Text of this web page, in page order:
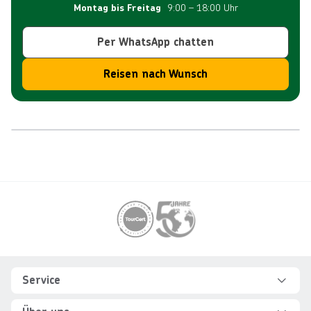
Montag bis Freitag 9:00 – 18:00 Uhr
Per WhatsApp chatten
Reisen nach Wunsch
Reiseroute
Footer navigation
Service